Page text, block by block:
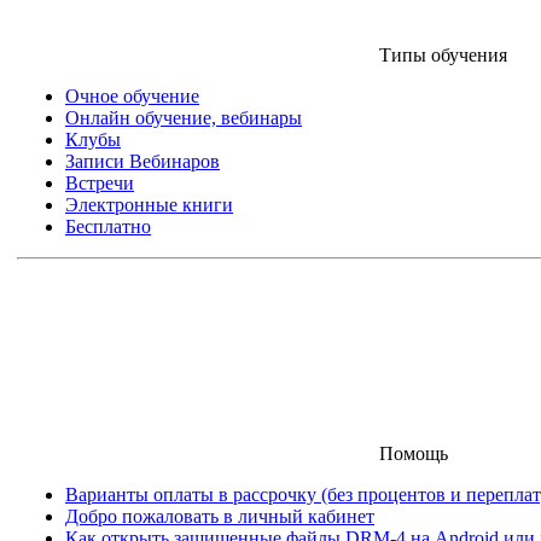
Типы обучения
Очное обучение
Онлайн обучение, вебинары
Клубы
Записи Вебинаров
Встречи
Электронные книги
Бесплатно
Помощь
Варианты оплаты в рассрочку (без процентов и
Добро пожаловать в личный кабинет